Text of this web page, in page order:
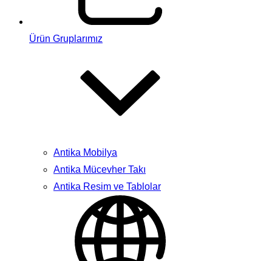
Ürün Gruplarımız
Antika Mobilya
Antika Mücevher Takı
Antika Resim ve Tablolar